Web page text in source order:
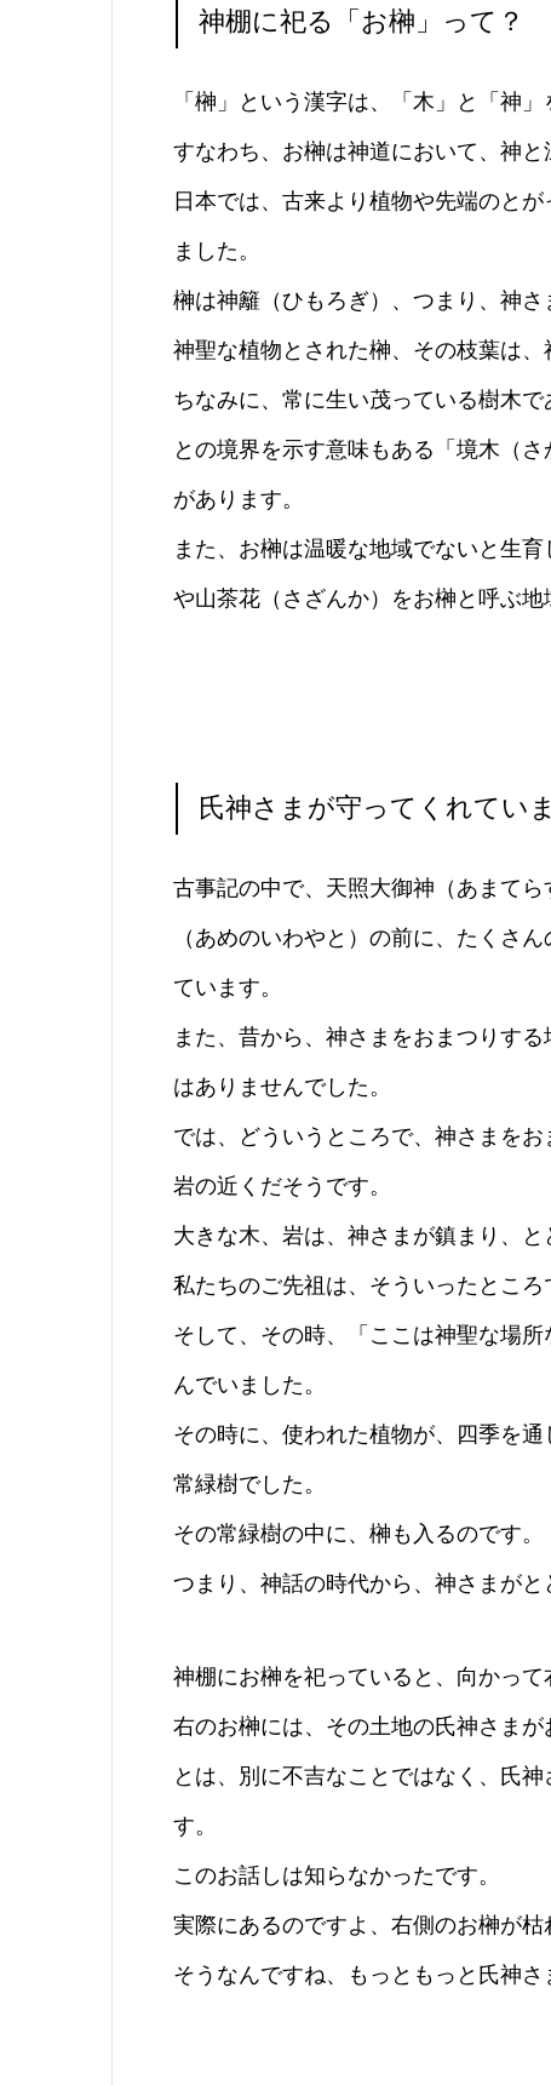
神棚に祀る「お榊」って？
「榊」という漢字は、「木」と「神」
すなわち、お榊は神道において、神と
日本では、古来より植物や先端のと
ました。
榊は神籬（ひもろぎ）、つまり、神
神聖な植物とされた榊、その枝葉は
ちなみに、常に生い茂っている樹木
との境界を示す意味もある「境木（
があります。
また、お榊は温暖な地域でないと生
や山茶花（さざんか）をお榊と呼ぶ地
氏神さまが守ってくれてい
古事記の中で、天照大御神（あまて
（あめのいわやと）の前に、たくさ
ています。
また、昔から、神さまをおまつりす
はありませんでした。
では、どういうところで、神さまを
岩の近くだそうです。
大きな木、岩は、神さまが鎮まり、と
私たちのご先祖は、そういったところ
そして、その時、「ここは神聖な場
んでいました。
その時に、使われた植物が、四季を
常緑樹でした。
その常緑樹の中に、榊も入るのです。
つまり、神話の時代から、神さまがと
神棚にお榊を祀っていると、向かって
右のお榊には、その土地の氏神さま
とは、別に不吉なことではなく、氏
す。
このお話しは知らなかったです。
実際にあるのですよ、右側のお榊が枯
そうなんですね、もっともっと氏神さ